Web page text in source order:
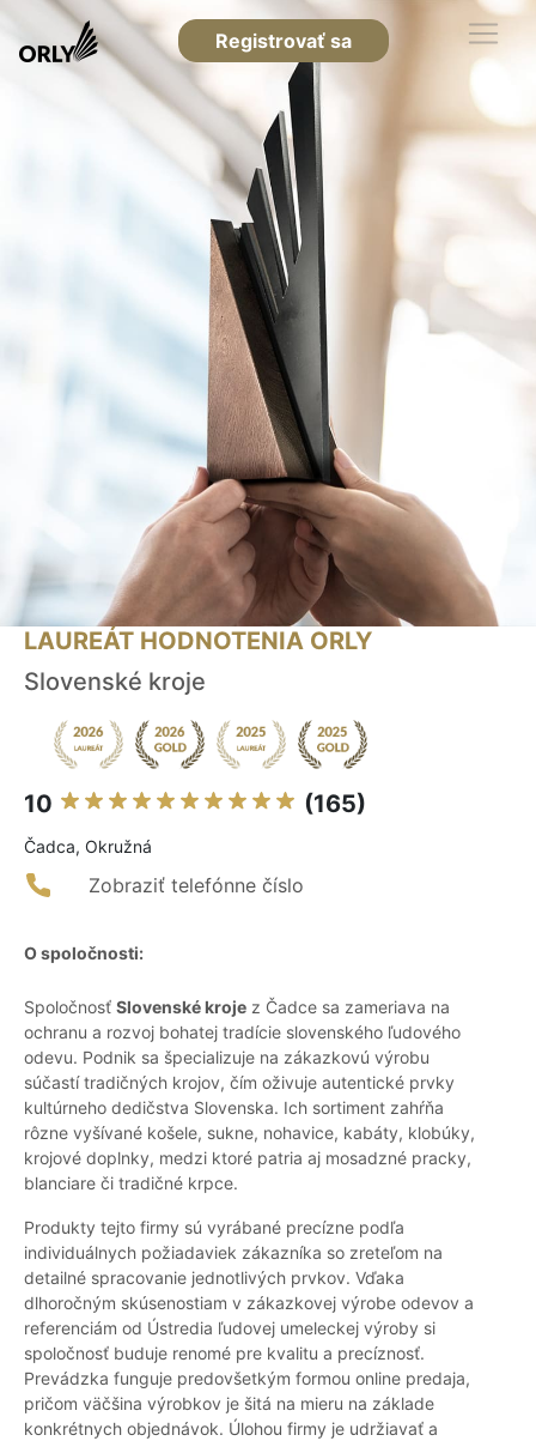
Registrovať sa
LAUREÁT HODNOTENIA ORLY
Slovenské kroje
10 (165)
Čadca, Okružná
Zobraziť telefónne číslo
O spoločnosti:
Spoločnosť Slovenské kroje z Čadce sa zameriava na
ochranu a rozvoj bohatej tradície slovenského ľudového
odevu. Podnik sa špecializuje na zákazkovú výrobu
súčastí tradičných krojov, čím oživuje autentické prvky
kultúrneho dedičstva Slovenska. Ich sortiment zahŕňa
rôzne vyšívané košele, sukne, nohavice, kabáty, klobúky,
krojové doplnky, medzi ktoré patria aj mosadzné pracky,
blanciare či tradičné krpce.
Produkty tejto firmy sú vyrábané precízne podľa
individuálnych požiadaviek zákazníka so zreteľom na
detailné spracovanie jednotlivých prvkov. Vďaka
dlhoročným skúsenostiam v zákazkovej výrobe odevov a
referenciám od Ústredia ľudovej umeleckej výroby si
spoločnosť buduje renomé pre kvalitu a precíznosť.
Prevádzka funguje predovšetkým formou online predaja,
pričom väčšina výrobkov je šitá na mieru na základe
konkrétnych objednávok. Úlohou firmy je udržiavať a